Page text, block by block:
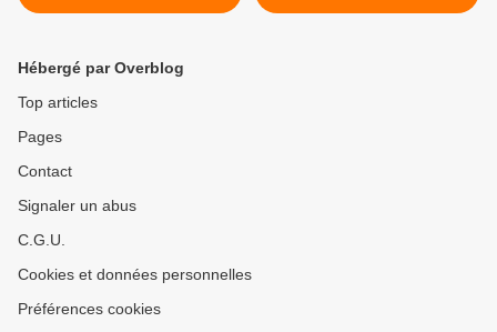
l'Eparque de Sirmium en
Hébergé par Overblog
Top articles
Pages
Contact
Signaler un abus
C.G.U.
Cookies et données personnelles
Préférences cookies